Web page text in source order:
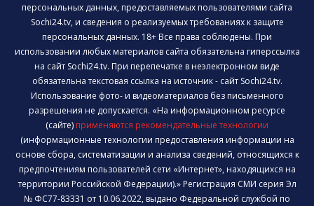
персональных данных, предоставляемых пользователями сайта
Sochi24.tv, и сведения о реализуемых требованиях к защите
персональных данных. 18+ Все права соблюдены. При
использовании любых материалов сайта обязательна гиперссылка
на сайт Sochi24.tv. При перепечатке в неэлектронном виде
обязательна текстовая ссылка на источник - сайт Sochi24.tv.
Использование фото- и видеоматериалов без письменного
разрешения не допускается. «На информационном ресурсе
(сайте) применяются рекомендательные технологии
(информационные технологии предоставления информации на
основе сбора, систематизации и анализа сведений, относящихся к
предпочтениям пользователей сети «Интернет», находящихся на
территории Российской Федерации).» Регистрация СМИ серия Эл
№ ФС77-83331 от 10.06.2022, выдано Федеральной службой по